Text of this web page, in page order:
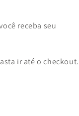
receba seu
ir até o checkout.